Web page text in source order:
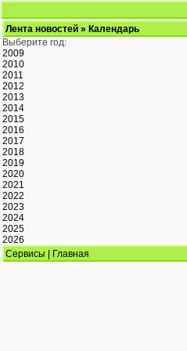
Лента новостей » Календарь
Выберите год:
2009
2010
2011
2012
2013
2014
2015
2016
2017
2018
2019
2020
2021
2022
2023
2024
2025
2026
Сервисы
Главная